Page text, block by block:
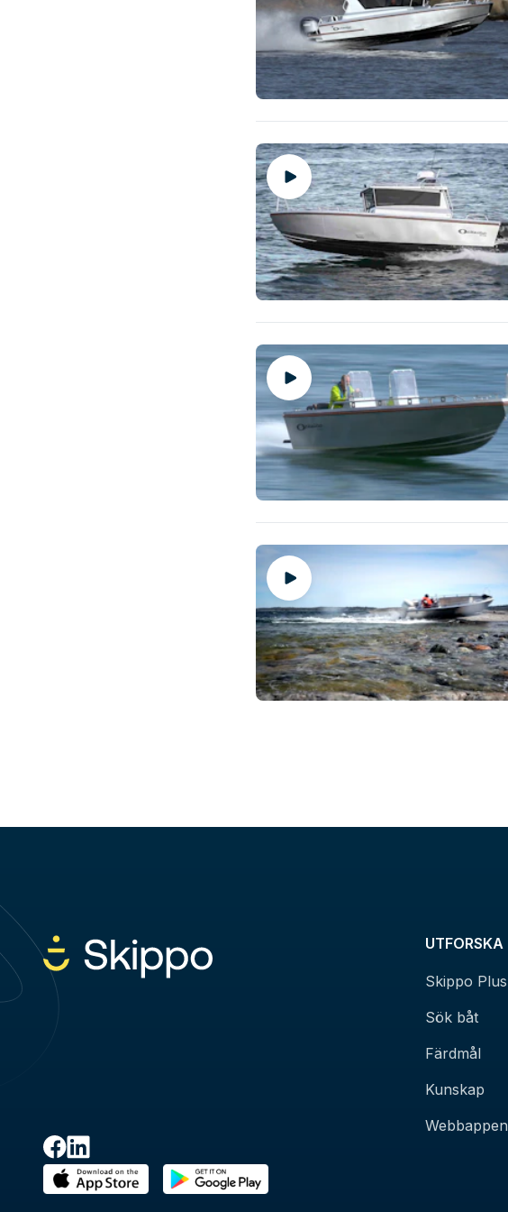
UTFORSKA
Skippo Plus
Sök båt
Färdmål
Kunskap
Webbappen